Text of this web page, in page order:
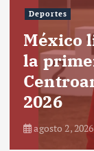
Deportes
México
la
2026
agosto 2, 2026